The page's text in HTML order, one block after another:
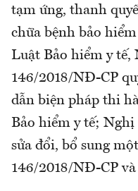
tạm ứng, thanh
chữa bệnh bảo
Luật Bảo hiểm y tế,
146/2018/NĐ-CP
dẫn biện pháp thi
Bảo hiểm y tế;
sửa đổi, bổ sung
146/2018/NĐ-CP